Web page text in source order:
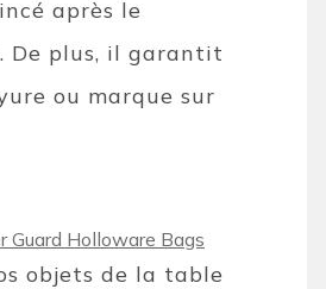
après le
De plus, il garantit
ou marque sur
Guard Holloware Bags
objets de la table